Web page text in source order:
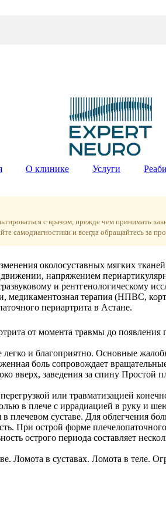
О клинике Услуги
с врачом, прежде чем принимать
самодиагностики и всегда обращайтесь за
околосуставных мягких
напряжением
и рентгенологическому
медикаментозная терапия (НПВС,
периартрита в Астане.
от момента травмы до
легко и благоприятно. Основные
боль сопровождает
вверх, заведения за спину Простой
или травматизацией
в плече с иррадиацией в руку и
плечевом суставе. Для облегчения
При острой форме
острого периода составляет
Ломота в суставах. Ломота в теле.